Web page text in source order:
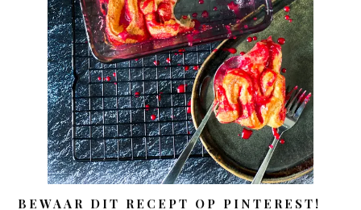
BEWAAR DIT RECEPT OP PINTEREST!